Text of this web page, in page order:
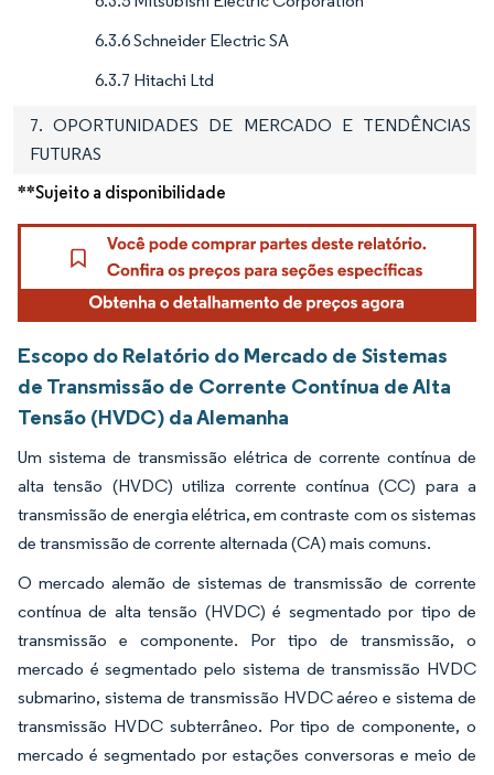
6.3.6 Schneider Electric SA
6.3.7 Hitachi Ltd
7. OPORTUNIDADES DE MERCADO E TENDÊNCIAS
FUTURAS
**Sujeito a disponibilidade
Escopo do Relatório do Mercado de Sistemas
de Transmissão de Corrente Contínua de Alta
Tensão (HVDC) da Alemanha
Um sistema de transmissão elétrica de corrente contínua de
alta tensão (HVDC) utiliza corrente contínua (CC) para a
transmissão de energia elétrica, em contraste com os sistemas
de transmissão de corrente alternada (CA) mais comuns.
O mercado alemão de sistemas de transmissão de corrente
contínua de alta tensão (HVDC) é segmentado por tipo de
transmissão e componente. Por tipo de transmissão, o
mercado é segmentado pelo sistema de transmissão HVDC
submarino, sistema de transmissão HVDC aéreo e sistema de
transmissão HVDC subterrâneo. Por tipo de componente, o
mercado é segmentado por estações conversoras e meio de